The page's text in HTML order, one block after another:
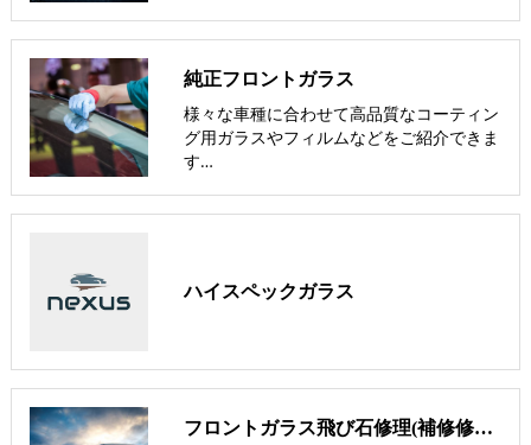
純正フロントガラス
様々な車種に合わせて高品質なコーティン
グ用ガラスやフィルムなどをご紹介できま
す…
ハイスペックガラス
フロントガラス飛び石修理(補修修理)即日修理可能【nexus岡山･倉敷】